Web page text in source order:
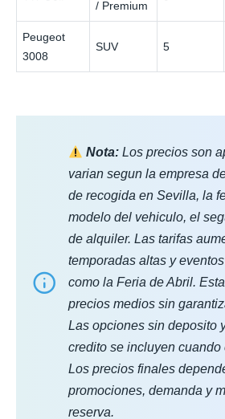
/ Premium
Peugeot
3008
SUV 5
Nota: Los precios son
varian segun la empresa
de recogida en Sevilla, la
modelo del vehiculo, el
de alquiler. Las tarifas
temporadas altas y
como la Feria de Abril.
precios medios sin
Las opciones sin deposito
credito se incluyen
Los precios finales
promociones, demanda y
reserva.